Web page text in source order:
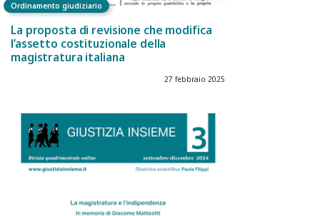
Ordinamento giudiziario
La proposta di revisione che modifica
l’assetto costituzionale della
magistratura italiana
27 febbraio 2025